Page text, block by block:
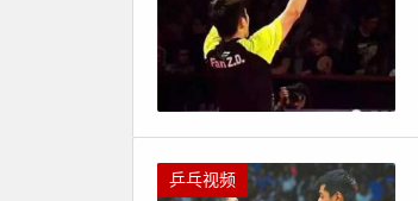
乒乓视频